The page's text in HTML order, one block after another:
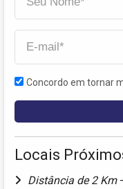
Concordo em tornar
Locais
Distância de 2 Km -